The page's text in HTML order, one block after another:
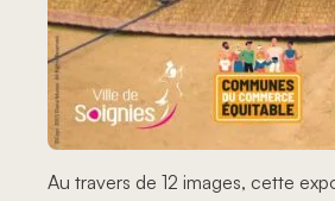
Au travers de 12 images, cette